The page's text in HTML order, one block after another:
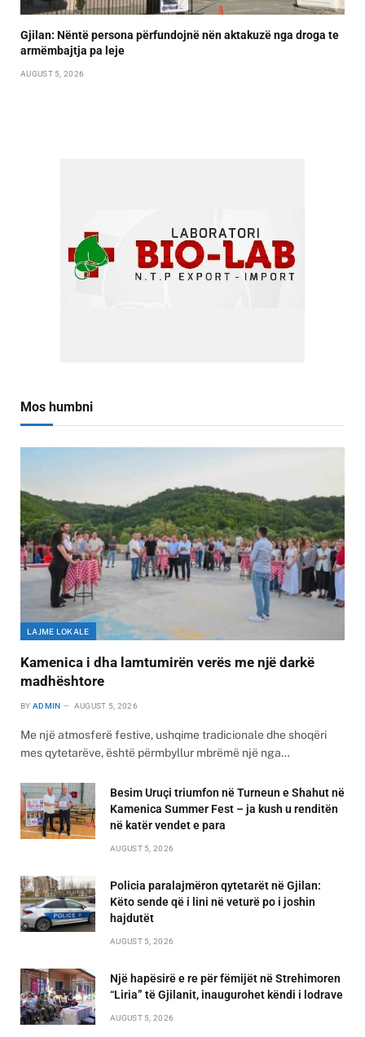
Gjilan: Nëntë persona përfundojnë nën aktakuzë nga droga te
armëmbajtja pa leje
AUGUST 5, 2026
Mos humbni
LAJME LOKALE
Kamenica i dha lamtumirën verës me një darkë
madhështore
BY ADMIN AUGUST 5, 2026
Me një atmosferë festive, ushqime tradicionale dhe shoqëri
mes qytetarëve, është përmbyllur mbrëmë një nga…
Besim Uruçi triumfon në Turneun e Shahut në
Kamenica Summer Fest – ja kush u renditën
në katër vendet e para
AUGUST 5, 2026
Policia paralajmëron qytetarët në Gjilan:
Këto sende që i lini në veturë po i joshin
hajdutët
AUGUST 5, 2026
Një hapësirë e re për fëmijët në Strehimoren
“Liria” të Gjilanit, inaugurohet këndi i lodrave
AUGUST 5, 2026